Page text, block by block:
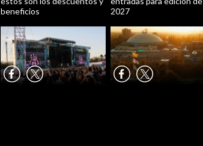
beneficios
2027